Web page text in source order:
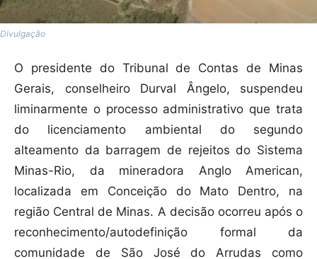
Divulgação
O presidente do Tribunal de Contas de Minas
Gerais, conselheiro Durval Ângelo, suspendeu
liminarmente o processo administrativo que trata
do licenciamento ambiental do segundo
alteamento da barragem de rejeitos do Sistema
Minas-Rio, da mineradora Anglo American,
localizada em Conceição do Mato Dentro, na
região Central de Minas. A decisão ocorreu após o
reconhecimento/autodefinição formal da
comunidade de São José do Arrudas como